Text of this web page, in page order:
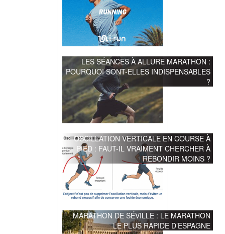
LES SÉANCES À ALLURE MARATHON :
POURQUOI SONT-ELLES INDISPENSABLES
?
OSCILLATION VERTICALE EN COURSE À
PIED : FAUT-IL VRAIMENT CHERCHER À
REBONDIR MOINS ?
MARATHON DE SÉVILLE : LE MARATHON
LE PLUS RAPIDE D’ESPAGNE